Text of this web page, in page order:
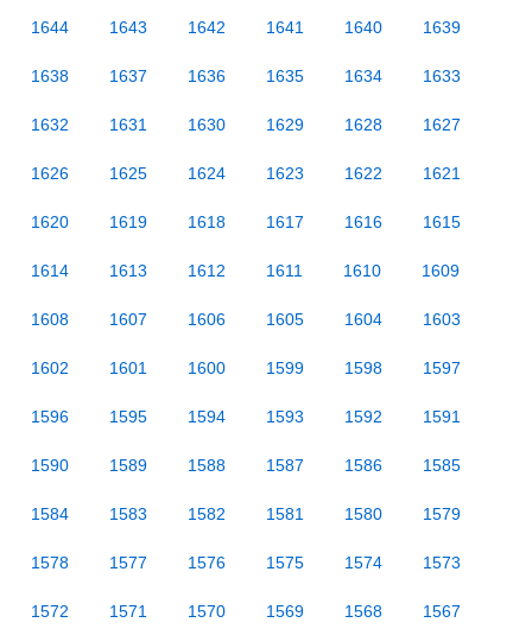
1644 1643 1642 1641 1640 1639
1638 1637 1636 1635 1634 1633
1632 1631 1630 1629 1628 1627
1626 1625 1624 1623 1622 1621
1620 1619 1618 1617 1616 1615
1614 1613 1612 1611 1610 1609
1608 1607 1606 1605 1604 1603
1602 1601 1600 1599 1598 1597
1596 1595 1594 1593 1592 1591
1590 1589 1588 1587 1586 1585
1584 1583 1582 1581 1580 1579
1578 1577 1576 1575 1574 1573
1572 1571 1570 1569 1568 1567